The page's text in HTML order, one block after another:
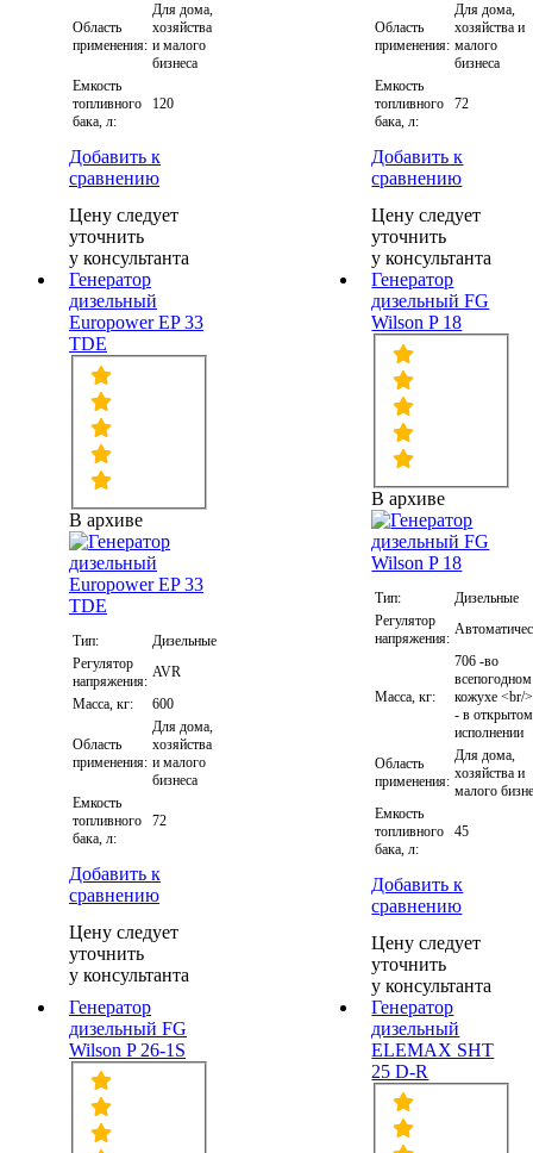
Область
применения:
Для дома,
хозяйства
и малого
бизнеса
Емкость
топливного
бака, л:
120
Добавить к
сравнению
Цену следует
уточнить
у консультанта
Область
применения:
Для дома,
хозяйства и
малого
бизнеса
Емкость
топливного
бака, л:
72
Добавить к
сравнению
Цену следует
уточнить
у консультанта
Генератор
дизельный
Europower EP 33
TDE
В архиве
Тип:
Дизельные
Регулятор
напряжения:
AVR
Масса, кг:
600
Область
применения:
Для дома,
хозяйства
и малого
бизнеса
Емкость
топливного
бака, л:
72
Добавить к
сравнению
Цену следует
уточнить
у консультанта
Генератор
дизельный FG
Wilson P 18
В архиве
Тип:
Дизельные
Регулятор
напряжения:
Масса, кг:
706 -во
всепогодном
кожухе <br/
- в открытом
исполнении
Область
применения:
Для дома,
хозяйства и
малого
Емкость
топливного
бака, л:
45
Добавить к
сравнению
Цену следует
уточнить
у консультанта
Генератор
дизельный FG
Wilson P 26-1S
Генератор
дизельный
ELEMAX SHT
25 D-R